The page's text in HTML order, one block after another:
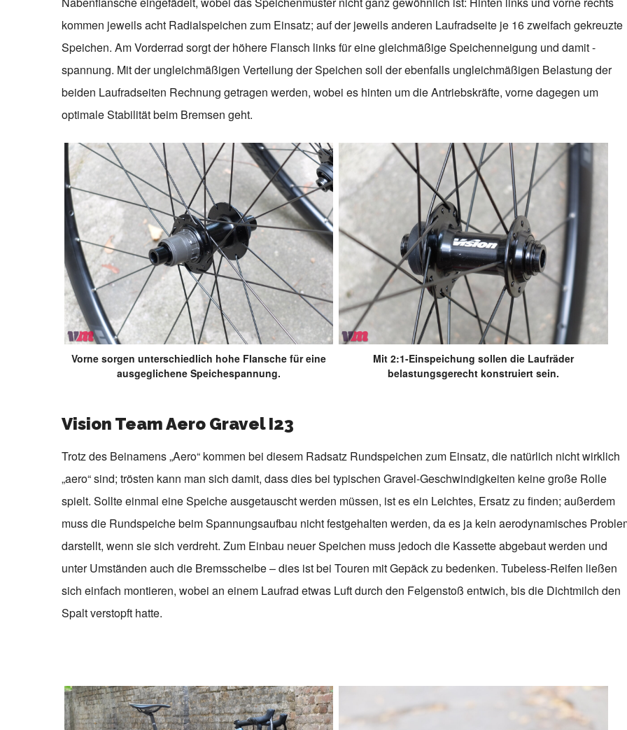
kommen jeweils acht Radialspeichen zum Einsatz; auf der jeweils anderen Laufradseite je 16 zweifach gekreuzte
Speichen. Am Vorderrad sorgt der höhere Flansch links für eine gleichmäßige Speichenneigung und damit -
spannung. Mit der ungleichmäßigen Verteilung der Speichen soll der ebenfalls ungleichmäßigen Belastung der
beiden Laufradseiten Rechnung getragen werden, wobei es hinten um die Antriebskräfte, vorne dagegen um
optimale Stabilität beim Bremsen geht.
Vorne sorgen unterschiedlich hohe Flansche für eine
ausgeglichene Speichespannung.
Mit 2:1-Einspeichung sollen die Laufräder
belastungsgerecht konstruiert sein.
Vision Team Aero Gravel I23
Trotz des Beinamens „Aero“ kommen bei diesem Radsatz Rundspeichen zum Einsatz, die natürlich nicht wirklich
„aero“ sind; trösten kann man sich damit, dass dies bei typischen Gravel-Geschwindigkeiten keine große Rolle
spielt. Sollte einmal eine Speiche ausgetauscht werden müssen, ist es ein Leichtes, Ersatz zu finden; außerdem
muss die Rundspeiche beim Spannungsaufbau nicht festgehalten werden, da es ja kein aerodynamisches
darstellt, wenn sie sich verdreht. Zum Einbau neuer Speichen muss jedoch die Kassette abgebaut werden und
unter Umständen auch die Bremsscheibe – dies ist bei Touren mit Gepäck zu bedenken. Tubeless-Reifen ließen
sich einfach montieren, wobei an einem Laufrad etwas Luft durch den Felgenstoß entwich, bis die Dichtmilch den
Spalt verstopft hatte.